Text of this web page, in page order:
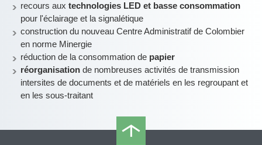
recours aux technologies LED et basse consommation
pour l'éclairage et la signalétique
construction du nouveau Centre Administratif de Colombier
en norme Minergie
réduction de la consommation de papier
réorganisationde nombreuses activités de transmission
intersites de documents et de matériels en les regroupant et
en les sous-traitant